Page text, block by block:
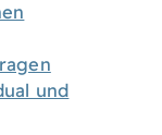
und